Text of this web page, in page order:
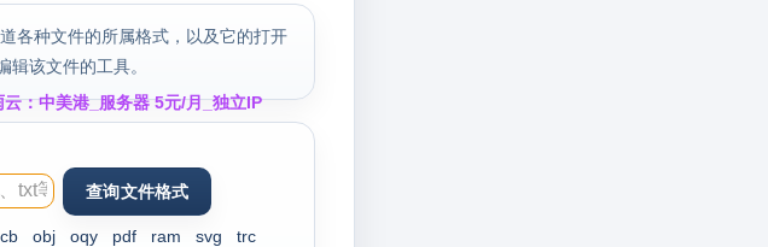
各种文件的所属格式，以及它的打开
该文件的工具。
云：中美港_服务器 5元/月_独立IP
obj oqy pdf ram svg
trc